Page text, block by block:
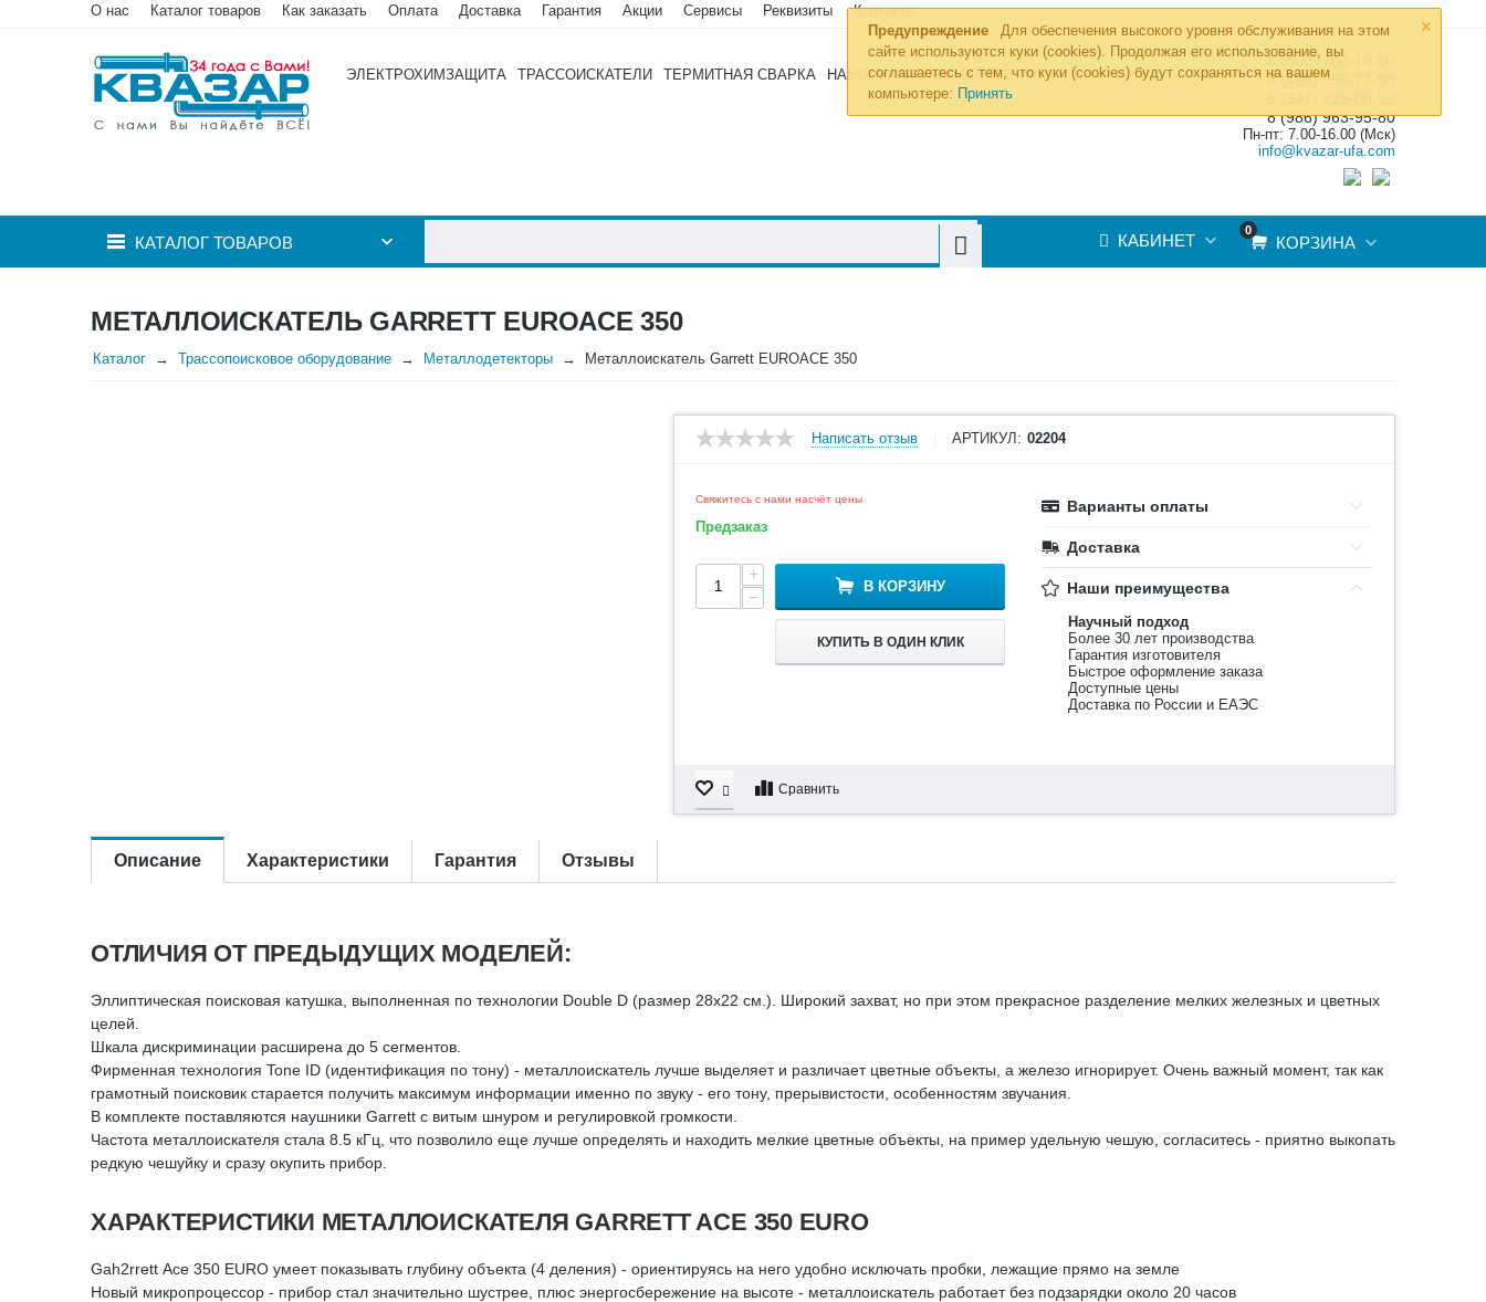
×
Предупреждение
Для обеспечения высокого уровня обслуживания на этом
сайте используются куки (cookies). Продолжая его использование, вы
соглашаетесь с тем, что куки (cookies) будут сохраняться на вашем
компьютере: Принять
О нас Каталог товаров Как заказать Оплата Доставка Гарантия Акции Сервисы Реквизиты Контакты
ЭЛЕКТРОХИМЗАЩИТА ТРАССОИСКАТЕЛИ ТЕРМИТНАЯ СВАРКА НАБОРЫ ИНСТРУМЕНТОВ »
8 (800) 700-19-50
8 (495) 255-77-08
8 (986) 963-95-80
Пн-пт: 7.00-16.00 (Мск)
info@kvazar-ufa.com
КАТАЛОГ ТОВАРОВ
0
КОРЗИНА
КАБИНЕТ
МЕТАЛЛОИСКАТЕЛЬ GARRETT EUROACE 350
Каталог Трассопоисковое оборудование Металлодетекторы Металлоискатель Garrett EUROACE 350
Написать отзыв АРТИКУЛ: 02204
Свяжитесь с нами насчёт цены
Предзаказ
+
−
В КОРЗИНУ
КУПИТЬ В ОДИН КЛИК
Варианты оплаты
Доставка
Наши преимущества
Научный подход
Более 30 лет производства
Гарантия изготовителя
Быстрое оформление заказа
Доступные цены
Доставка по России и ЕАЭС
Сравнить
Описание Характеристики Гарантия Отзывы
ОТЛИЧИЯ ОТ ПРЕДЫДУЩИХ МОДЕЛЕЙ:
Эллиптическая поисковая катушка, выполненная по технологии Double D (размер 28х22 см.). Широкий захват, но при этом прекрасное разделение мелких железных и цветных
целей.
Шкала дискриминации расширена до 5 сегментов.
Фирменная технология Tone ID (идентификация по тону) - металлоискатель лучше выделяет и различает цветные объекты, а железо игнорирует. Очень важный момент, так как
грамотный поисковик старается получить максимум информации именно по звуку - его тону, прерывистости, особенностям звучания.
В комплекте поставляются наушники Garrett с витым шнуром и регулировкой громкости.
Частота металлоискателя стала 8.5 кГц, что позволило еще лучше определять и находить мелкие цветные объекты, на пример удельную чешую, согласитесь - приятно выкопать
редкую чешуйку и сразу окупить прибор.
ХАРАКТЕРИСТИКИ МЕТАЛЛОИСКАТЕЛЯ GARRETT ACE 350 EURO
Gah2rrett Асе 350 EURO умеет показывать глубину объекта (4 деления) - ориентируясь на него удобно исключать пробки, лежащие прямо на земле
Новый микропроцессор - прибор стал значительно шустрее, плюс энергосбережение на высоте - металлоискатель работает без подзарядки около 20 часов